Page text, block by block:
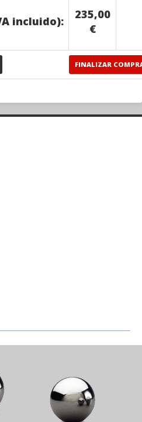
FINALIZAR
incluido):
235,00
€